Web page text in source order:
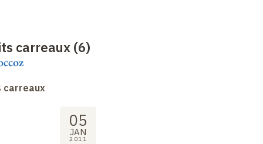
carreaux (6)
carreaux
05
JAN
2011